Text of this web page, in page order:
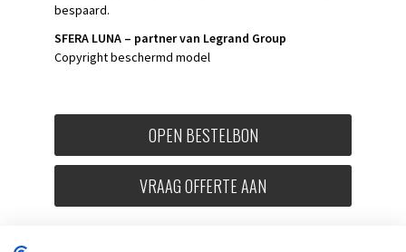
bespaard.
SFERA LUNA – partner van Legrand Group
Copyright beschermd model
OPEN BESTELBON
VRAAG OFFERTE AAN